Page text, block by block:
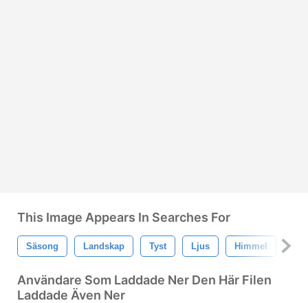
This Image Appears In Searches For
Säsong Landskap Tyst Ljus Himmel
Användare Som Laddade Ner Den Här Filen
Laddade Även Ner